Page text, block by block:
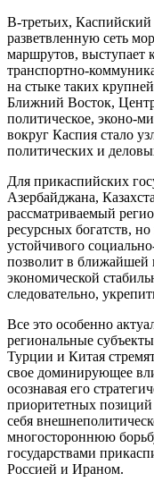
В-третьих, Каспийский
разветвленную сеть
маршрутов, выступает
транспортно-
на стыке таких
Ближний Восток,
политическое, эконо-
вокруг Каспия стало
политических и
Для прикаспийских
Азербайджана,
рассматриваемый
ресурсных богатств,
устойчивого
позволит в ближайшей
экономической
следовательно,
Все это особенно
региональные
Турции и Китая
свое доминирующее
осознавая его
приоритетных
себя
многостороннюю
государствами
Россией и